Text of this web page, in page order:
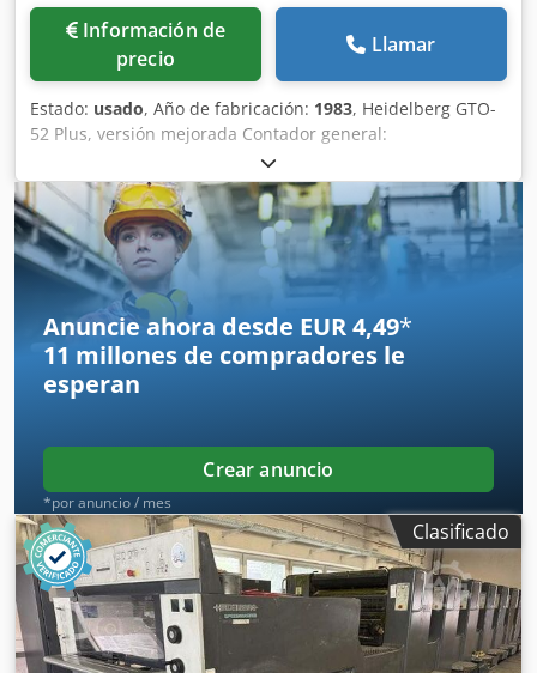
Información de
precio
Llamar
Estado: usado, Año de fabricación: 1983, Heidelberg GTO-
52 Plus, versión mejorada Contador general:
aproximadamente 13,35 millones Año de fabricación: 1983
Con sistema de numeración y perforación Incluye un juego
nuevo de rodillos entintadores (¡ver imágenes!) Con
documentación Con sistema Cito Cjdpezrm Icsfx Afdsha
Opcionalmente disponible: 1 máquina de barnizado LACO
KVE 52 y 1 secador UV Adnos. También puede encontrar
estos equipos en nuestras ofertas.
Anuncie ahora desde EUR 4,49*
11 millones de compradores le
esperan
Crear anuncio
*por anuncio / mes
Clasificado